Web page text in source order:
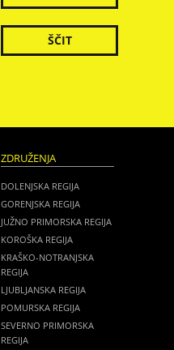
ŠČIT
ZDRUŽENJA
DOLENJSKA REGIJA
GORENJSKA REGIJA
JUŽNO PRIMORSKA REGIJA
KOROŠKA REGIJA
KRAŠKO-NOTRANJSKA
REGIJA
LJUBLJANSKA REGIJA
POMURSKA REGIJA
SEVERNO PRIMORSKA
REGIJA